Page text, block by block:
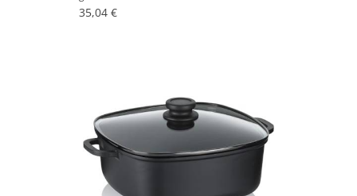
35,04 €